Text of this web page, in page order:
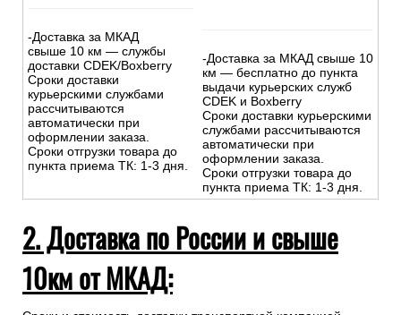
-Доставка за МКАД
свыше 10 км — службы
доставки CDEK/Boxberry
Сроки доставки
курьерскими службами
рассчитываются
автоматически при
оформлении заказа.
Сроки отгрузки товара до
пункта приема ТК: 1-3 дня.
-Доставка за МКАД свыше 10
км — бесплатно до пункта
выдачи курьерских служб
CDEK и Boxberry
Сроки доставки курьерскими
службами рассчитываются
автоматически при
оформлении заказа.
Сроки отгрузки товара до
пункта приема ТК: 1-3 дня.
2. Доставка по России и свыше
10км от МКАД: